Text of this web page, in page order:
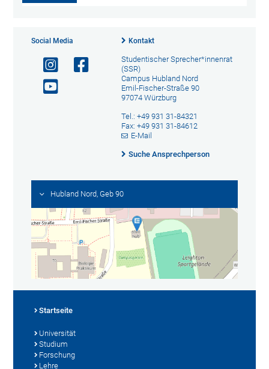
Social Media Kontakt
Studentischer Sprecher*innenrat
(SSR)
Campus Hubland Nord
Emil-Fischer-Straße 90
97074 Würzburg
Tel.: +49 931 31-84321
Fax: +49 931 31-84612
E-Mail
Suche Ansprechperson
Hubland Nord, Geb 90
Startseite
Universität
Studium
Forschung
Lehre